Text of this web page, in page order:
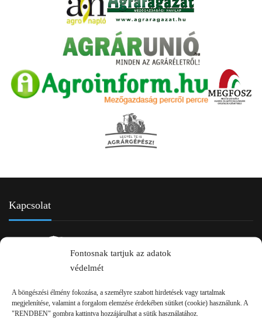
Fontosnak tartjuk az adatok
védelmét
A böngészési élmény fokozása, a személyre szabott hirdetések vagy tartalmak
megjelenítése, valamint a forgalom elemzése érdekében sütiket (cookie) használunk. A
"RENDBEN" gombra kattintva hozzájárulhat a sütik használatához.
Kapcsolat
2750 Nagykőrös Alsójárás d. 1/a